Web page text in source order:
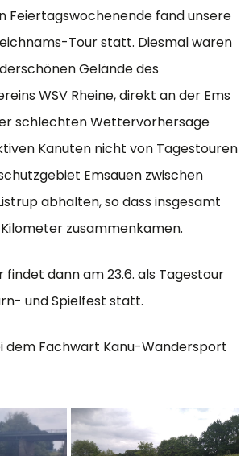
Feiertagswochenende fand unsere
Tour statt. Diesmal waren
Gelände des
WSV Rheine, direkt an der Ems
schlechten Wettervorhersage
Kanuten nicht von Tagestouren
Emsauen zwischen
abhalten, so dass insgesamt
zusammenkamen.
findet dann am 23.6. als Tagestour
und Spielfest statt.
dem Fachwart Kanu-Wandersport